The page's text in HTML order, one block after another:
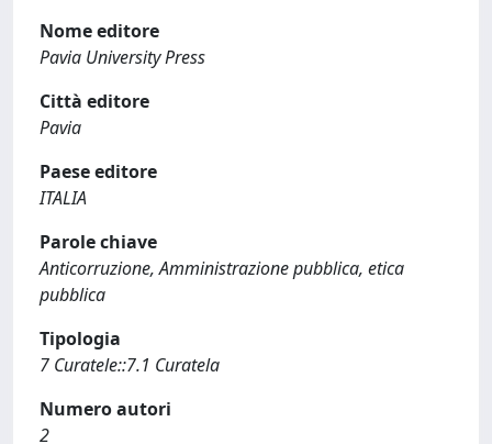
Nome editore
Pavia University Press
Città editore
Pavia
Paese editore
ITALIA
Parole chiave
Anticorruzione, Amministrazione pubblica, etica
pubblica
Tipologia
7 Curatele::7.1 Curatela
Numero autori
2